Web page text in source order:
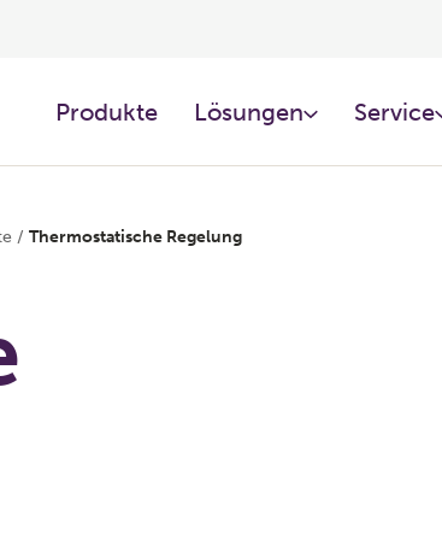
Produkte Lösungen Service
/ Thermostatische Regelung